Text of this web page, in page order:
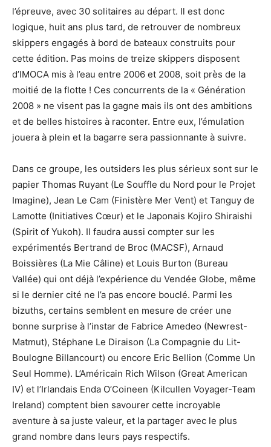
l’épreuve, avec 30 solitaires au départ. Il est donc
logique, huit ans plus tard, de retrouver de nombreux
skippers engagés à bord de bateaux construits pour
cette édition. Pas moins de treize skippers disposent
d’IMOCA mis à l’eau entre 2006 et 2008, soit près de la
moitié de la flotte ! Ces concurrents de la « Génération
2008 » ne visent pas la gagne mais ils ont des ambitions
et de belles histoires à raconter. Entre eux, l’émulation
jouera à plein et la bagarre sera passionnante à suivre.
Dans ce groupe, les outsiders les plus sérieux sont sur le
papier Thomas Ruyant (Le Souffle du Nord pour le Projet
Imagine), Jean Le Cam (Finistère Mer Vent) et Tanguy de
Lamotte (Initiatives Cœur) et le Japonais Kojiro Shiraishi
(Spirit of Yukoh). Il faudra aussi compter sur les
expérimentés Bertrand de Broc (MACSF), Arnaud
Boissières (La Mie Câline) et Louis Burton (Bureau
Vallée) qui ont déjà l’expérience du Vendée Globe, même
si le dernier cité ne l’a pas encore bouclé. Parmi les
bizuths, certains semblent en mesure de créer une
bonne surprise à l’instar de Fabrice Amedeo (Newrest-
Matmut), Stéphane Le Diraison (La Compagnie du Lit-
Boulogne Billancourt) ou encore Eric Bellion (Comme Un
Seul Homme). L’Américain Rich Wilson (Great American
IV) et l’Irlandais Enda O’Coineen (Kilcullen Voyager-Team
Ireland) comptent bien savourer cette incroyable
aventure à sa juste valeur, et la partager avec le plus
grand nombre dans leurs pays respectifs.